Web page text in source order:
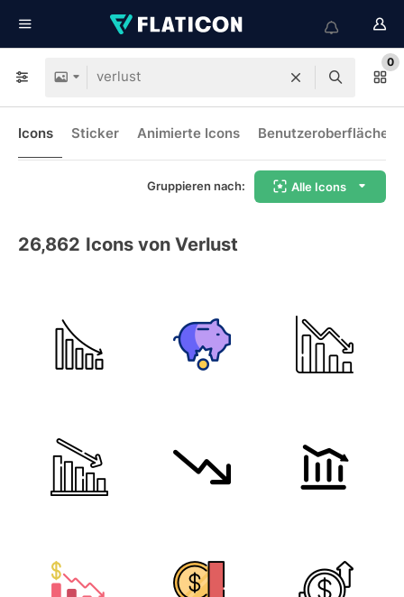
0
Icons Sticker Animierte Icons
Gruppieren nach: Alle Icons
26,862 Icons von Verlust